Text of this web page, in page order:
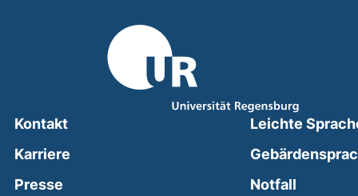
Kontakt
Karriere
Presse
Leichte
Notfall